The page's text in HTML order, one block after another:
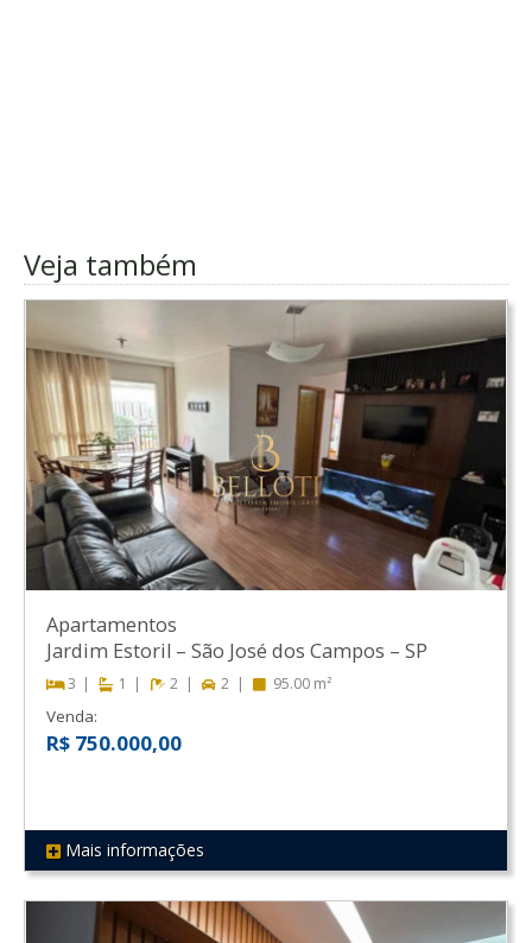
Veja também
REF 223
Apartamentos
Jardim Estoril – São José dos Campos – SP
3 1 2 2 95.00 m²
Venda:
R$ 750.000,00
Mais informações